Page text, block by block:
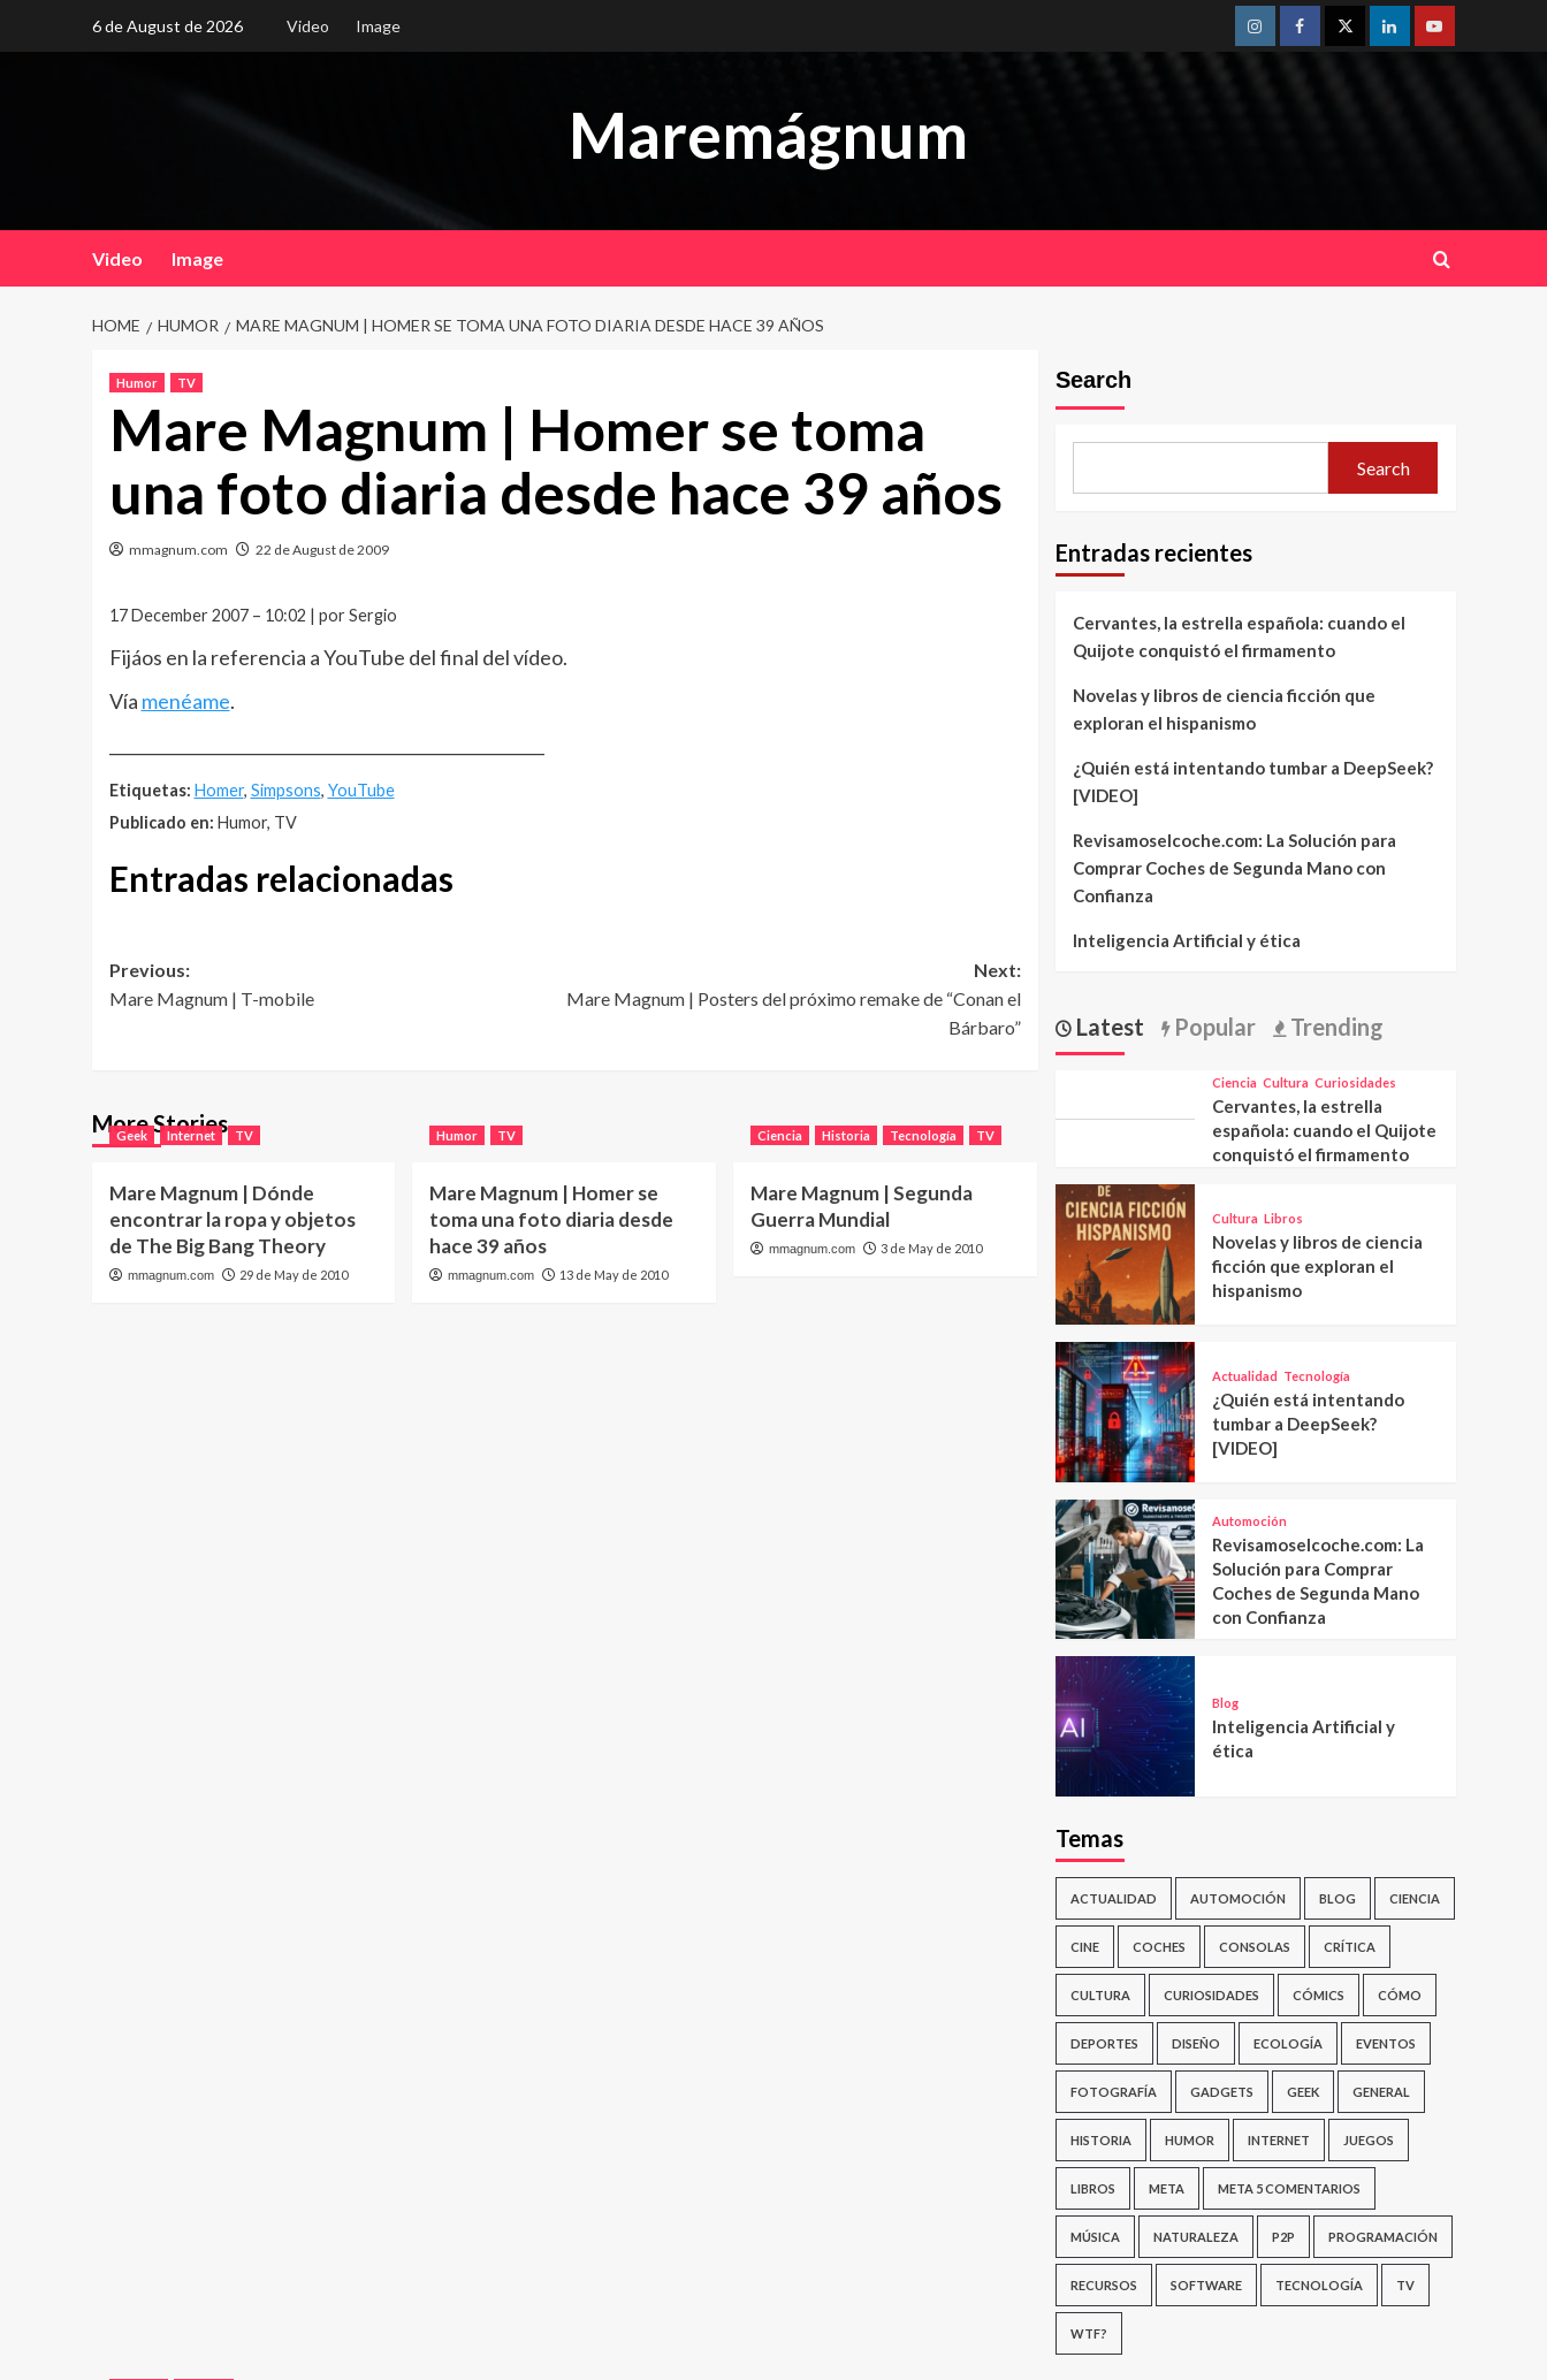
6 de August de 2026 Video Image
InstagramFacebookTwitterLinkedinYoutube
Maremágnum
Video Image
HOME HUMOR MARE MAGNUM | HOMER SE TOMA UNA FOTO DIARIA DESDE HACE 39 AÑOS
Humor TV
Mare Magnum | Homer se toma
una foto diaria desde hace 39 años
mmagnum.com 22 de August de 2009
17 December 2007 – 10:02 | por Sergio
Fijáos en la referencia a YouTube del final del vídeo.
Vía menéame.
Etiquetas: Homer, Simpsons, YouTube
Publicado en: Humor, TV
Entradas relacionadas
Post
navigation
Previous:
Mare Magnum | T-mobile
Next:
Mare Magnum | Posters del próximo remake de “Conan el
Bárbaro”
More Stories
Geek Internet TV
Mare Magnum | Dónde
encontrar la ropa y objetos
de The Big Bang Theory
mmagnum.com 29 de May de 2010
Humor TV
Mare Magnum | Homer se
toma una foto diaria desde
hace 39 años
mmagnum.com 13 de May de 2010
Ciencia Historia Tecnología TV
Mare Magnum | Segunda
Guerra Mundial
mmagnum.com 3 de May de 2010
Search
Search
Entradas recientes
Cervantes, la estrella española: cuando el
Quijote conquistó el firmamento
Novelas y libros de ciencia ficción que
exploran el hispanismo
¿Quién está intentando tumbar a DeepSeek?
[VIDEO]
Revisamoselcoche.com: La Solución para
Comprar Coches de Segunda Mano con
Confianza
Inteligencia Artificial y ética
Latest Popular Trending
Ciencia Cultura Curiosidades
Cervantes, la estrella
española: cuando el Quijote
conquistó el firmamento
Cultura Libros
Novelas y libros de ciencia
ficción que exploran el
hispanismo
Actualidad Tecnología
¿Quién está intentando
tumbar a DeepSeek?
[VIDEO]
Automoción
Revisamoselcoche.com: La
Solución para Comprar
Coches de Segunda Mano
con Confianza
Blog
Inteligencia Artificial y
ética
Temas
ACTUALIDAD AUTOMOCIÓN BLOG CIENCIA
CINE COCHES CONSOLAS CRÍTICA
CULTURA CURIOSIDADES CÓMICS CÓMO
DEPORTES DISEÑO ECOLOGÍA EVENTOS
FOTOGRAFÍA GADGETS GEEK GENERAL
HISTORIA HUMOR INTERNET JUEGOS
LIBROS META META 5 COMENTARIOS
MÚSICA NATURALEZA P2P PROGRAMACIÓN
RECURSOS SOFTWARE TECNOLOGÍA TV
WTF?